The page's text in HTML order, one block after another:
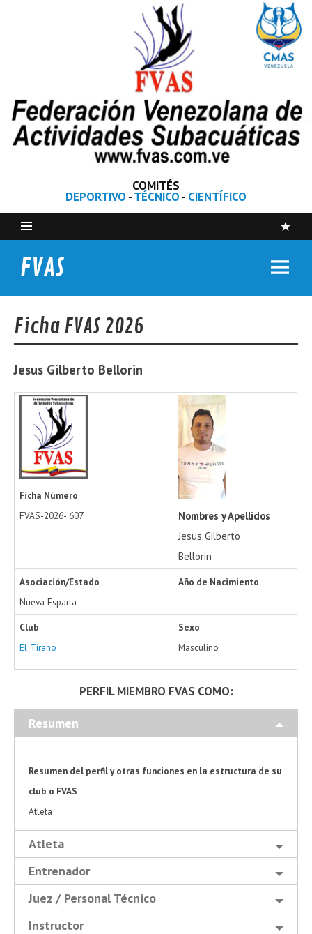
COMITÉS
DEPORTIVO -TÉCNICO - CIENTÍFICO
FVAS
Ficha FVAS 2026
Jesus Gilberto Bellorin
Ficha Número
FVAS-2026- 607
Nombres y Apellidos
Jesus Gilberto
Bellorin
Asociación/Estado
Nueva Esparta
Año de Nacimiento
Club
El Tirano
Sexo
Masculino
PERFIL MIEMBRO FVAS COMO:
Resumen
Resumen del perfil y otras funciones en la estructura de su
club o FVAS
Atleta
Atleta
Entrenador
Juez / Personal Técnico
Instructor